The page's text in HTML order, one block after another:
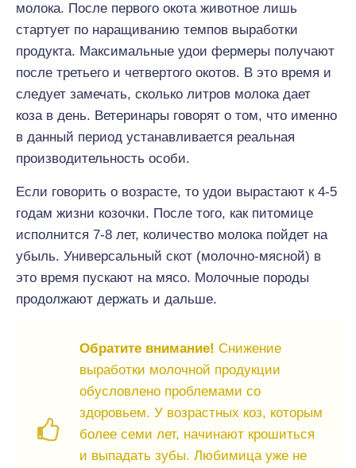
молока. После первого окота животное лишь
стартует по наращиванию темпов выработки
продукта. Максимальные удои фермеры получают
после третьего и четвертого окотов. В это время и
следует замечать, сколько литров молока дает
коза в день. Ветеринары говорят о том, что именно
в данный период устанавливается реальная
производительность особи.
Если говорить о возрасте, то удои вырастают к 4-5
годам жизни козочки. После того, как питомице
исполнится 7-8 лет, количество молока пойдет на
убыль. Универсальный скот (молочно-мясной) в
это время пускают на мясо. Молочные породы
продолжают держать и дальше.
Обратите внимание! Снижение
выработки молочной продукции
обусловлено проблемами со
здоровьем. У возрастных коз, которым
более семи лет, начинают крошиться
и выпадать зубы. Любимица уже не